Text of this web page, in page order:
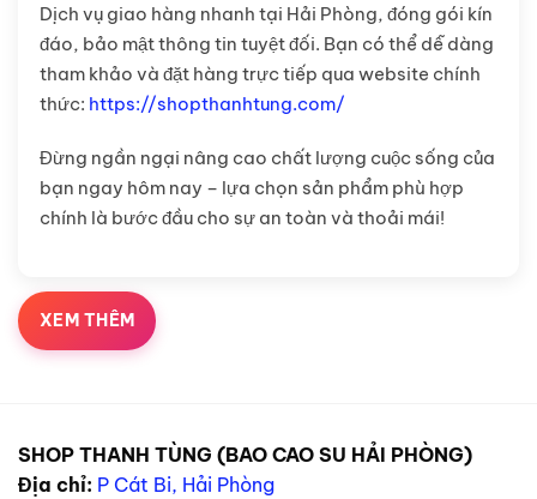
Dịch vụ giao hàng nhanh tại Hải Phòng, đóng gói kín
đáo, bảo mật thông tin tuyệt đối. Bạn có thể dễ dàng
tham khảo và đặt hàng trực tiếp qua website chính
thức: https://shopthanhtung.com/
Đừng ngần ngại nâng cao chất lượng cuộc sống của
bạn ngay hôm nay – lựa chọn sản phẩm phù hợp
chính là bước đầu cho sự an toàn và thoải mái!
XEM THÊM
SHOP THANH TÙNG (BAO CAO SU HẢI PHÒNG)
Địa chỉ: P Cát Bi, Hải Phòng